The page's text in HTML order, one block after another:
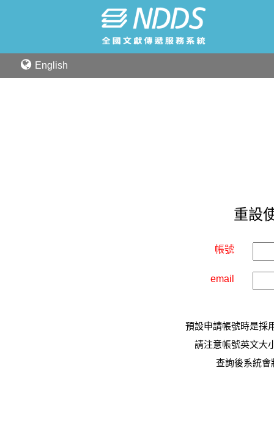
English
重設
帳號
email
預設申請帳號時是採
請注意帳號英文大
查詢後系統會